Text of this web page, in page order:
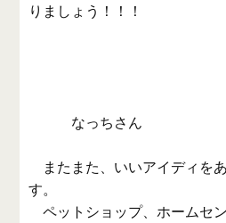
りましょう！！！
なっちさん
またまた、いいアイディを
す。
ペットショップ、ホームセ